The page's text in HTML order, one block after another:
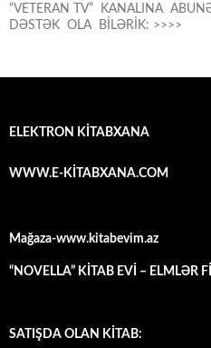
“VETERAN TV” KANALINA
DƏSTƏK OLA BİLƏRİK: >>>>
ELEKTRON KİTABXANA
WWW.E-KİTABXANA.COM
Mağaza-www.kitabevim.az
“NOVELLA” KİTAB EVİ – ELMLƏR
SATIŞDA OLAN KİTAB: